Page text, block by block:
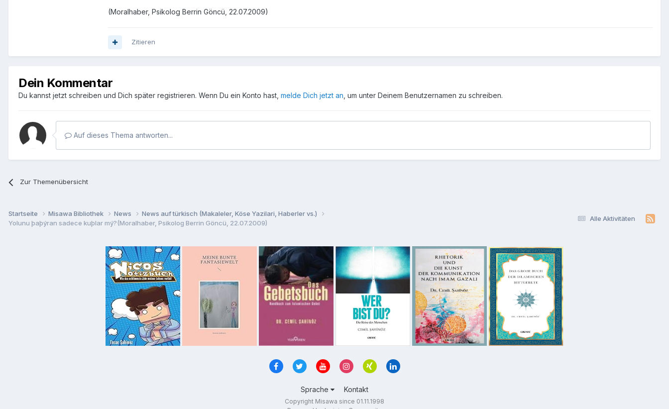
(Moralhaber, Psikolog Berrin Göncü, 22.07.2009)
Zitieren
Dein Kommentar
Du kannst jetzt schreiben und Dich später registrieren. Wenn Du ein Konto hast, melde Dich jetzt an , um unter Deinem Benutzernamen zu schreiben.
Auf dieses Thema antworten...
Zur Themenübersicht
Alle Aktivitäten
Startseite Misawa Bibliothek News
News auf türkisch (Makaleler, Köse Yazilari, Haberler vs.)
Yolunu þaþýran sadece kuþlar mý?(Moralhaber, Psikolog Berrin Göncü, 22.07.2009)
Sprache Kontakt
Copyright Misawa since 01.11.1998